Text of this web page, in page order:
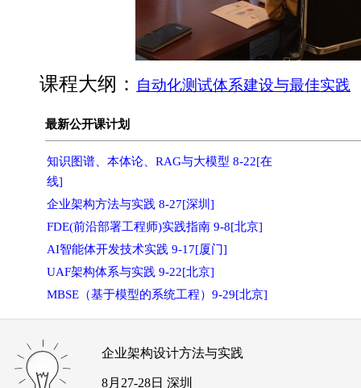
课程大纲： 自动化测试体系建设与最佳实践
最新公开课计划
知识图谱、本体论、RAG与大模型 8-22[在
线]
企业架构方法与实践 8-27[深圳]
FDE(前沿部署工程师)实践指南 9-8[北京]
AI智能体开发技术实践 9-17[厦门]
UAF架构体系与实践 9-22[北京]
MBSE（基于模型的系统工程）9-29[北京]